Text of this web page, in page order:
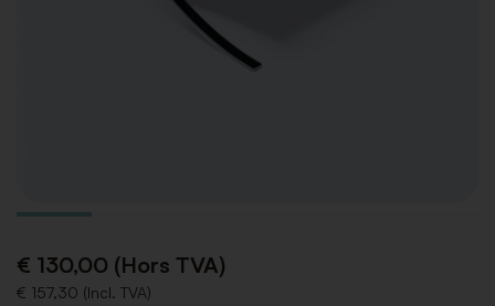
€ 130,00 (Hors TVA)
€ 157,30 (Incl. TVA)